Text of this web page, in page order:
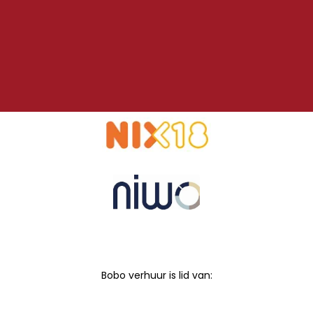
Bobo verhuur is lid van: